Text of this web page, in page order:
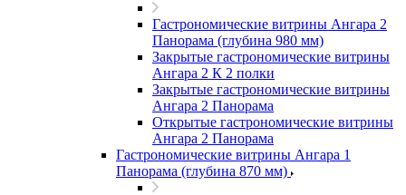
Гастрономические витрины Ангара 2
Панорама (глубина 980 мм)
Закрытые гастрономические витрины
Ангара 2 К 2 полки
Закрытые гастрономические витрины
Ангара 2 Панорама
Открытые гастрономические витрины
Ангара 2 Панорама
Гастрономические витрины Ангара 1
Панорама (глубина 870 мм)